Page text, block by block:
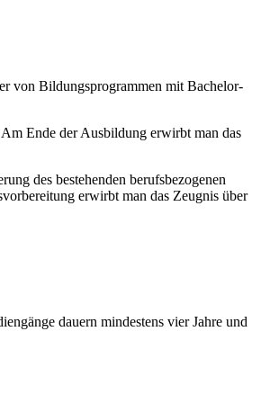
von Bildungsprogrammen mit Bachelor-
Ende der Ausbildung erwirbt man das
des bestehenden berufsbezogenen
erwirbt man das Zeugnis über
dauern mindestens vier Jahre und